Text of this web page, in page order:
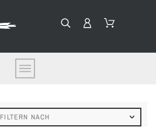
FILTERN NACH